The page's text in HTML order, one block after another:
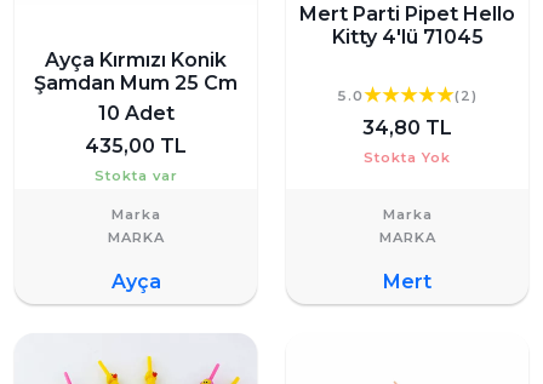
Ayça Kırmızı Konik
Şamdan Mum 25 Cm
10 Adet
435,00 TL
Stokta var
Marka
Ayça
Mert Parti Pipet Hello
Kitty 4'lü 71045
5.0 (2)
34,80 TL
Stokta Yok
Marka
Mert